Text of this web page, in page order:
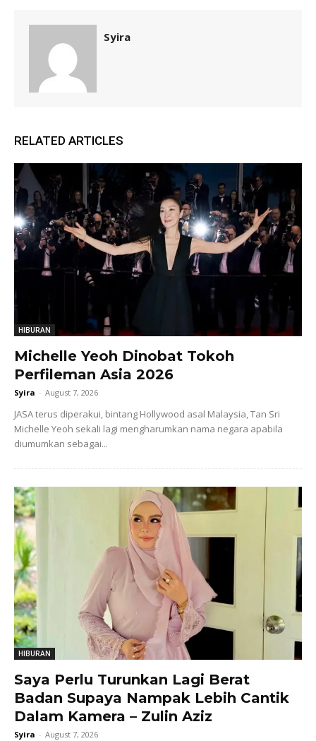
Syira
RELATED ARTICLES
HIBURAN
Michelle Yeoh Dinobat Tokoh
Perfileman Asia 2026
Syira - August 7, 2026
JASA terus diperakui, bintang Hollywood asal Malaysia, Tan Sri
Michelle Yeoh sekali lagi mengharumkan nama negara apabila
diumumkan sebagai...
HIBURAN
Saya Perlu Turunkan Lagi Berat
Badan Supaya Nampak Lebih Cantik
Dalam Kamera – Zulin Aziz
Syira - August 7, 2026